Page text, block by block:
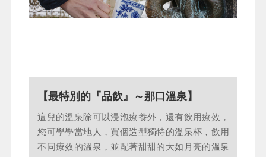
與華麗的建築群，形成一幅美麗動人的優美景
觀，這也被譽為歐洲最漂亮的療養聖地 ，特別是
【最特別的『品飲』～那口溫泉】
這兒的溫泉除可以浸泡療養外，還有飲用療效，
您可學學當地人，買個造型獨特的溫泉杯，飲用
不同療效的溫泉，並配著甜甜的大如月亮的溫泉